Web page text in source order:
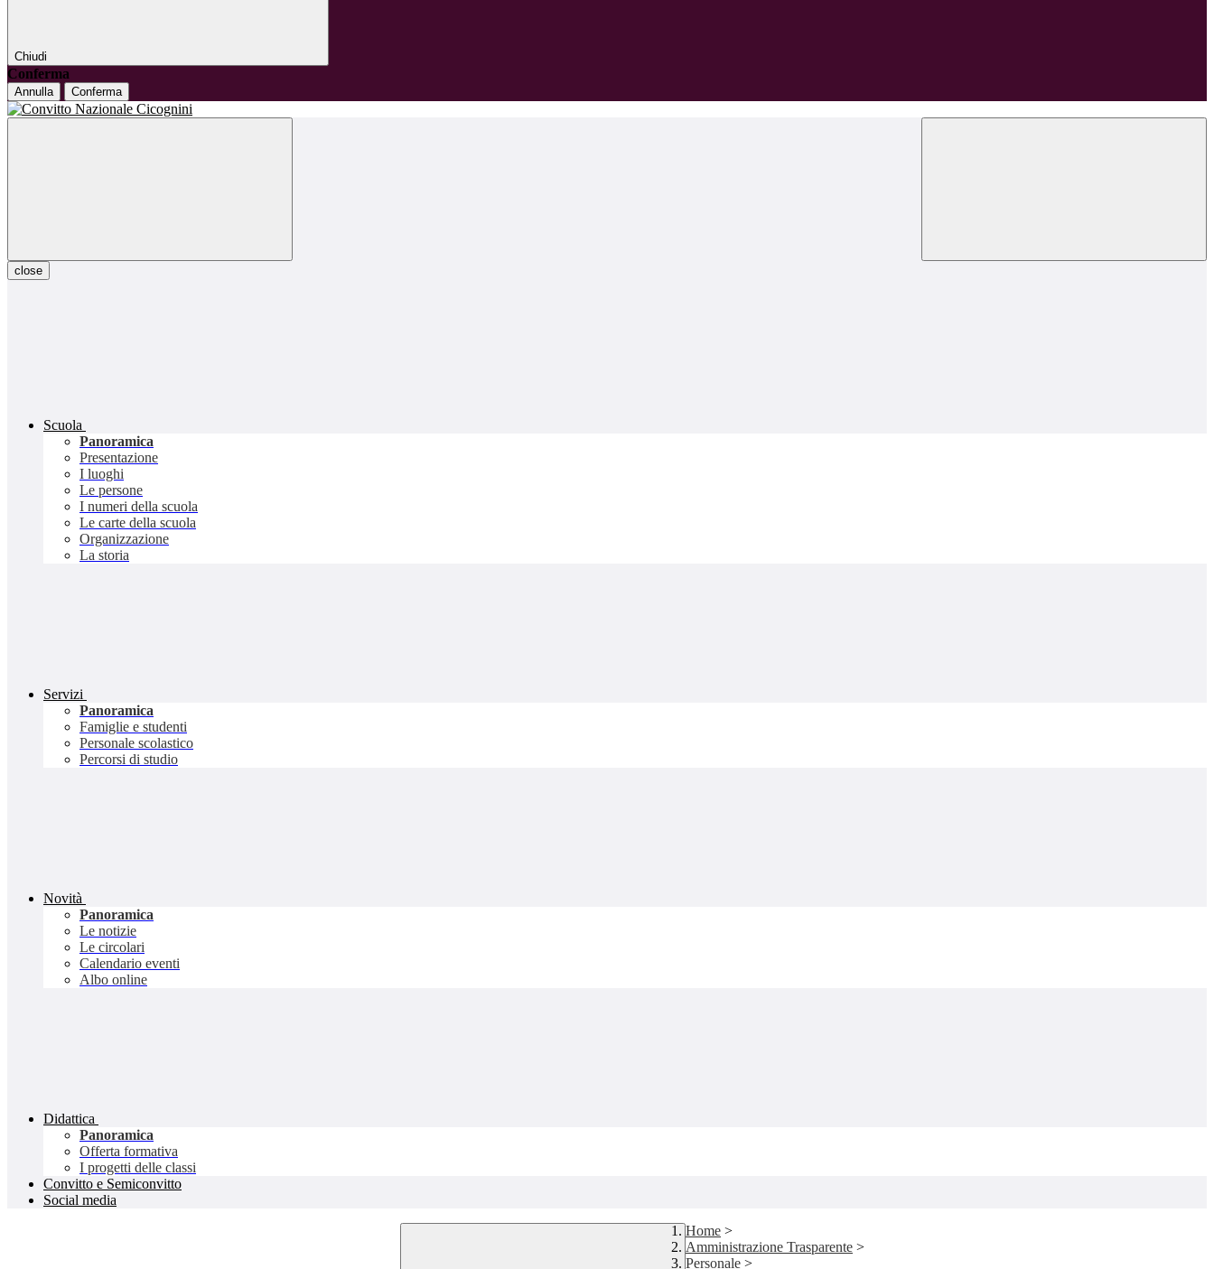
Chiudi
Conferma
Annulla Conferma
close
Scuola
Panoramica
Presentazione
I luoghi
Le persone
I numeri della scuola
Le carte della scuola
Organizzazione
La storia
Servizi
Panoramica
Famiglie e studenti
Personale scolastico
Percorsi di studio
Novità
Panoramica
Le notizie
Le circolari
Calendario eventi
Albo online
Didattica
Panoramica
Offerta formativa
I progetti delle classi
Convitto e Semiconvitto
Social media
Home >
Amministrazione Trasparente >
Personale >